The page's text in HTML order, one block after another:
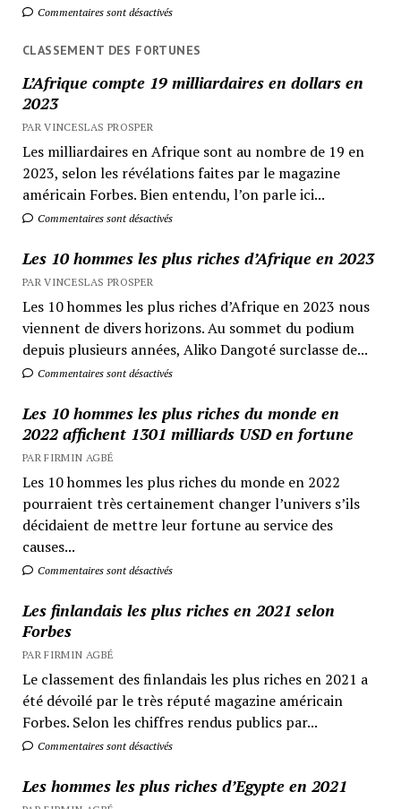
Commentaires sont désactivés
CLASSEMENT DES FORTUNES
L’Afrique compte 19 milliardaires en dollars en
2023
PAR VINCESLAS PROSPER
Les milliardaires en Afrique sont au nombre de 19 en
2023, selon les révélations faites par le magazine
américain Forbes. Bien entendu, l’on parle ici...
Commentaires sont désactivés
Les 10 hommes les plus riches d’Afrique en 2023
PAR VINCESLAS PROSPER
Les 10 hommes les plus riches d’Afrique en 2023 nous
viennent de divers horizons. Au sommet du podium
depuis plusieurs années, Aliko Dangoté surclasse de...
Commentaires sont désactivés
Les 10 hommes les plus riches du monde en
2022 affichent 1301 milliards USD en fortune
PAR FIRMIN AGBÉ
Les 10 hommes les plus riches du monde en 2022
pourraient très certainement changer l’univers s’ils
décidaient de mettre leur fortune au service des
causes...
Commentaires sont désactivés
Les finlandais les plus riches en 2021 selon
Forbes
PAR FIRMIN AGBÉ
Le classement des finlandais les plus riches en 2021 a
été dévoilé par le très réputé magazine américain
Forbes. Selon les chiffres rendus publics par...
Commentaires sont désactivés
Les hommes les plus riches d’Egypte en 2021